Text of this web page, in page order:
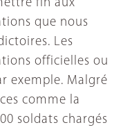
fin aux
que nous
Les
officielles ou
exemple. Malgré
comme la
soldats chargés